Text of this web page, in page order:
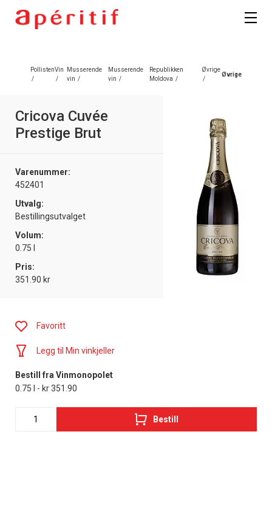
Pollisten
/
Vin
/
Musserende
vin /
Musserende
vin /
Republikken
Moldova /
Øvrige
/
Øvrige
Cricova Cuvée
Prestige Brut
Varenummer:
452401
Utvalg:
Bestillingsutvalget
Volum:
0.75 l
Pris:
351.90 kr
Favoritt
Legg til Min vinkjeller
Bestill fra Vinmonopolet
0.75 l - kr 351.90
Bestill